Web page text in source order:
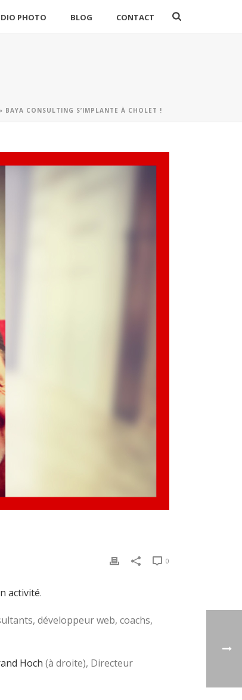
PHOTO BLOG CONTACT
BAYA CONSULTING S’IMPLANTE À CHOLET !
0
activité.
développeur web, coachs,
Hoch (à droite), Directeur